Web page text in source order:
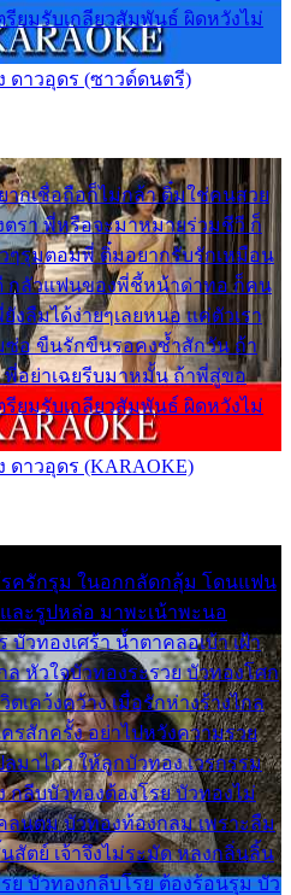
ยมรับเกลียวสัมพันธ์ ผิดหวังไม่
ดาวอุดร (ซาวด์ดนตรี)
ากเชื่อถือก็ไม่กล้า ติ๋มใช่คนสวย
ตรา พี่หรือจะมาหมายร่วมชีวี ก็
ๆรุมตอมพี่ ติ๋มอยากรับรักเหมือน
กลัวแฟนของพี่ชี้หน้าด่าทอ ก็คน
ลืมได้ง่ายๆเลยหนอ แค่ตัวเรา
อ ขืนรักขืนรอคงช้ำสักวัน ถ้า
พี่อย่าเฉยรีบมาหมั้น ถ้าพี่สู่ขอ
ยมรับเกลียวสัมพันธ์ ผิดหวังไม่
าวอุดร (KARAOKE)
รครักรุม ในอกกลัดกลุ้ม โดนแฟน
ละรูปหล่อ มาพะเน้าพะนอ
บัวทองเศร้า น้ำตาคลอเบ้า เฝ้า
หัวใจบัวทองระรวย บัวทองโศก
ตเคว้งคว้าง เมื่อรักห่างร้างไกล
รสักครั้ง อย่าไปหวังความรวย
มาไกว ให้ลูกบัวทอง เวรกรรม
กลีบบัวทองต้องโรย บัวทองไม่
ลนตม บัวทองท้องกลม เพราะลืม
ตย์ เจ้าจึงไม่ระมัด หลงกลิ่นลิ้น
ย บัวทองกลีบโรย ต้องร้อนรุม บัว